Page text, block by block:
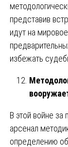
представив
идут на
избежать
В этой войне
арсенал
определению